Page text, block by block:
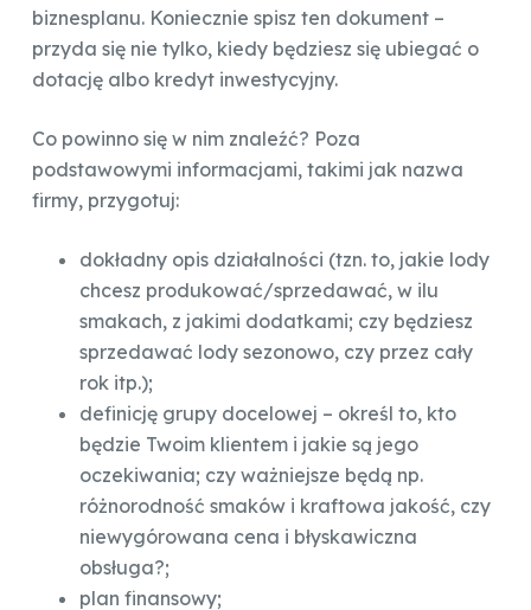
biznesplanu. Koniecznie spisz ten dokument –
przyda się nie tylko, kiedy będziesz się ubiegać o
dotację albo kredyt inwestycyjny.
Co powinno się w nim znaleźć? Poza
podstawowymi informacjami, takimi jak nazwa
firmy, przygotuj:
dokładny opis działalności (tzn. to, jakie lody
chcesz produkować/sprzedawać, w ilu
smakach, z jakimi dodatkami; czy będziesz
sprzedawać lody sezonowo, czy przez cały
rok itp.);
definicję grupy docelowej – określ to, kto
będzie Twoim klientem i jakie są jego
oczekiwania; czy ważniejsze będą np.
różnorodność smaków i kraftowa jakość, czy
niewygórowana cena i błyskawiczna
obsługa?;
plan finansowy;